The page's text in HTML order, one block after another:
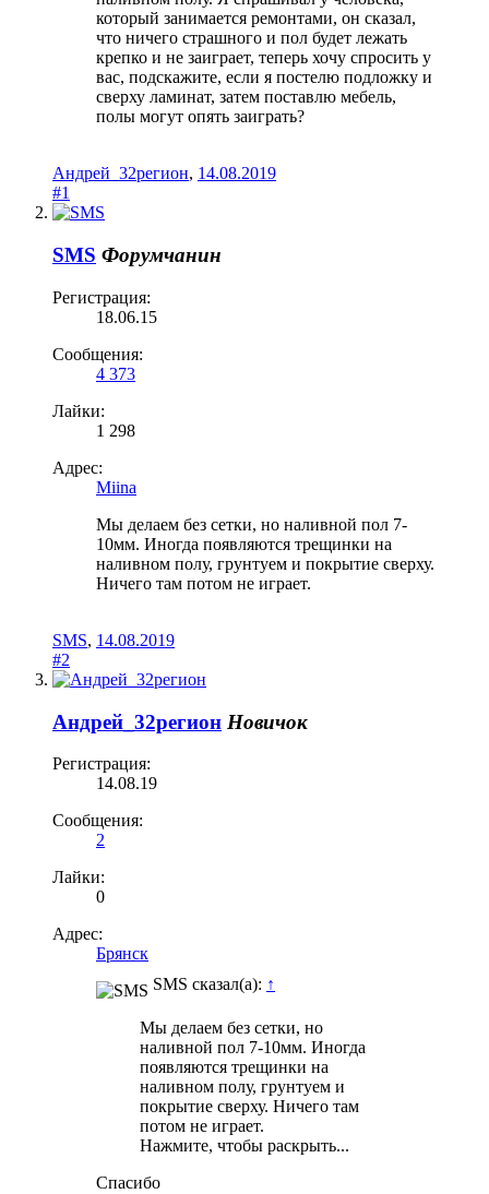
который занимается ремонтами, он сказал,
что ничего страшного и пол будет лежать
крепко и не заиграет, теперь хочу спросить у
вас, подскажите, если я постелю подложку и
сверху ламинат, затем поставлю мебель,
полы могут опять заиграть?
Андрей_32регион, 14.08.2019
#1
SMS Форумчанин
Регистрация:
18.06.15
Сообщения:
4 373
Лайки:
1 298
Адрес:
Miina
Мы делаем без сетки, но наливной пол 7-
10мм. Иногда появляются трещинки на
наливном полу, грунтуем и покрытие сверху.
Ничего там потом не играет.
SMS, 14.08.2019
#2
Андрей_32регион Новичок
Регистрация:
14.08.19
Сообщения:
2
Лайки:
0
Адрес:
Брянск
SMS сказал(а): ↑
Мы делаем без сетки, но
наливной пол 7-10мм. Иногда
появляются трещинки на
наливном полу, грунтуем и
покрытие сверху. Ничего там
потом не играет.
Нажмите, чтобы раскрыть...
Спасибо